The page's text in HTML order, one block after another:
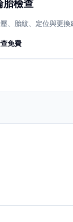
胎檢查
、胎紋、定位與更換
免費